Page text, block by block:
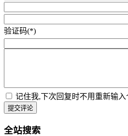
验证码(*)
记住我,下次回复时不用重新输入
提交评论
全站搜索